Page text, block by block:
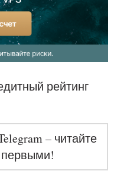
рейтинг
– читайте
первыми!